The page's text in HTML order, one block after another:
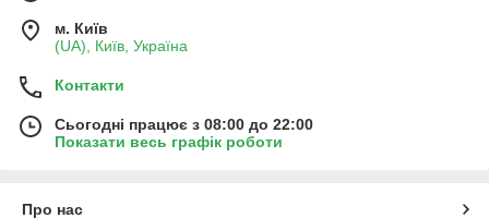
м. Київ
(UA), Київ, Україна
Контакти
Сьогодні працює з 08:00 до 22:00
Показати весь графік роботи
Про нас